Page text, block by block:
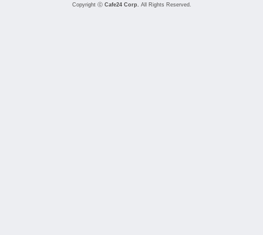
Copyright ⓒ Cafe24 Corp. All Rights Reserved.